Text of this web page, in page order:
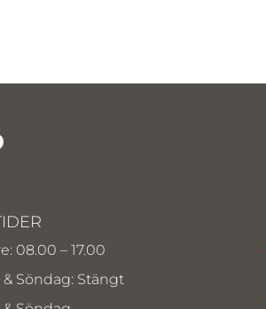
08.00 – 17.00
& Söndag: Stängt